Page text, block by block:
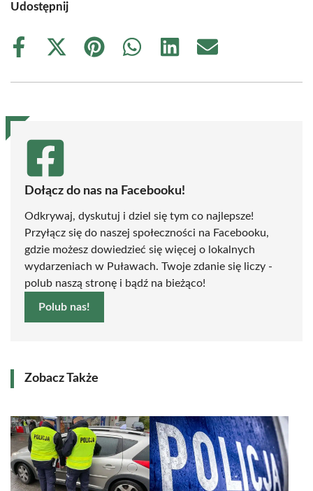
Udostępnij
Share
Share
(Twitter)
Share
Share
Share
Share
Dołącz do nas na Facebooku!
Odkrywaj, dyskutuj i dziel się tym co najlepsze!
Przyłącz się do naszej społeczności na Facebooku,
gdzie możesz dowiedzieć się więcej o lokalnych
wydarzeniach w Puławach. Twoje zdanie się liczy -
polub naszą stronę i bądź na bieżąco!
Polub nas!
Zobacz Także